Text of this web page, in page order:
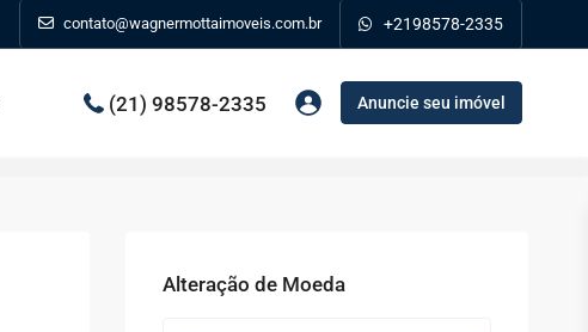
contato@wagnermottaimoveis.com.br +2198578-2335
(21) 98578-2335 Anuncie seu imóvel
Alteração de Moeda